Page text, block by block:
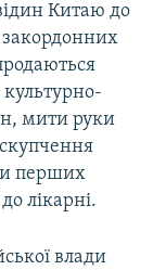
Китаю до
закордонних
мити руки
скупчення
перших
лікарні.
влади